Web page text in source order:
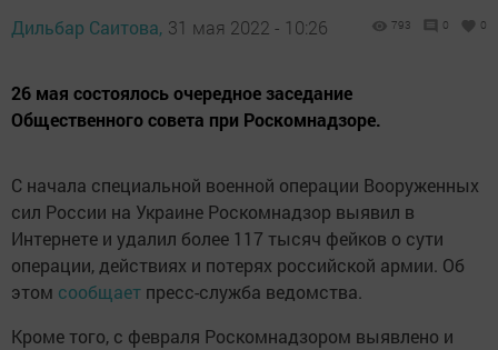
Дильбар Саитова, 31 мая 2022 - 10:26 793 0 0
26 мая состоялось очередное заседание
Общественного совета при Роскомнадзоре.
С начала специальной военной операции Вооруженных
сил России на Украине Роскомнадзор выявил в
Интернете и удалил более 117 тысяч фейков о сути
операции, действиях и потерях российской армии. Об
этом сообщает пресс-служба ведомства.
Кроме того, с февраля Роскомнадзором выявлено и